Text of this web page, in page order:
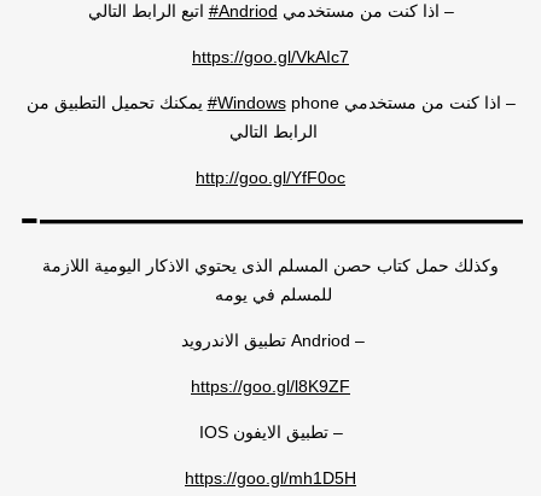
– اذا كنت من مستخدمي ‪#‎Andriod‬ اتبع الرابط التالي
https://goo.gl/VkAIc7
– اذا كنت من مستخدمي ‪#‎Windows‬ phone يمكنك تحميل التطبيق من
الرابط التالي
http://goo.gl/YfF0oc
————————-
وكذلك حمل كتاب حصن المسلم الذى يحتوي الاذكار اليومية اللازمة
للمسلم في يومه
– Andriod تطبيق الاندرويد
https://goo.gl/l8K9ZF
– تطبيق الايفون IOS
https://goo.gl/mh1D5H